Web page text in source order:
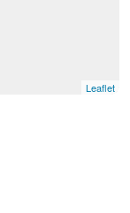
Leaflet